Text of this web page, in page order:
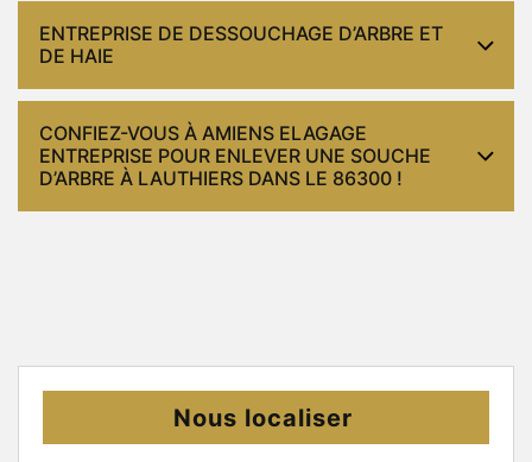
ENTREPRISE DE DESSOUCHAGE D’ARBRE ET
DE HAIE
CONFIEZ-VOUS À AMIENS ELAGAGE
ENTREPRISE POUR ENLEVER UNE SOUCHE
D’ARBRE À LAUTHIERS DANS LE 86300 !
Nous localiser